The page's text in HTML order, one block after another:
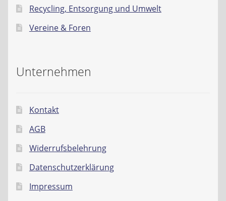
Recycling, Entsorgung und Umwelt
Vereine & Foren
Unternehmen
Kontakt
AGB
Widerrufsbelehrung
Datenschutzerklärung
Impressum